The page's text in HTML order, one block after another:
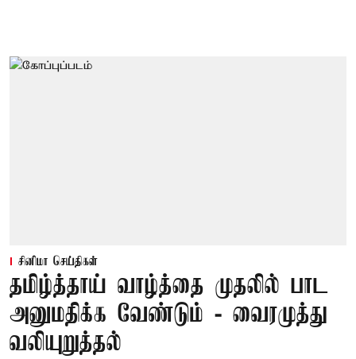
சினிமா செய்திகள்
தமிழ்த்தாய் வாழ்த்தை முதலில் பாட
அனுமதிக்க வேண்டும் - வைரமுத்து
வலியுறுத்தல்